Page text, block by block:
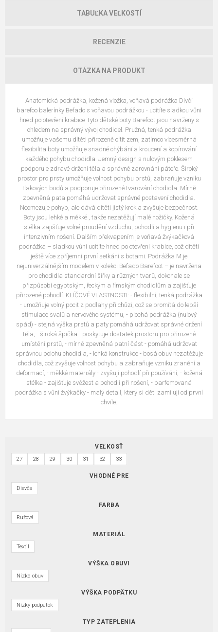
TABUĽKA VEĽKOSTÍ
RECENZIE
OTÁZKA NA PRODUKT
Anatomická podrážka, kožená vložka, voňavá podrážka Dívčí
barefoo balerínky Befado s voňavou podrážkou - ucítíte sladkou vůni
hned po otevření krabice Tyto dětské boty Barefoot jsou navrženy s
ohledem na správný vývoj chodidel. Pružná, tenká podrážka
umožňuje vašemu dítěti přirozeně cítit zem, zatímco vícesměrná
flexibilita boty umožňuje snadné ohýbání a kroucení a kopírování
každého pohybu chodidla. Jemný design s nulovým poklesem
podporuje zdravé držení těla a správné zarovnání páteře. Široký
prostor pro prsty umožňuje volnost pohybu prstů, zabraňuje vzniku
tlakových bodů a podporuje přirozené tvarování chodidla. Mírně
zpevněná pata pomáhá udržovat správné postavení chodidla.
Neomezuje pohyb, ale dává dítěti jistý krok a zvyšuje bezpečnost.
Boty jsou lehké a měkké , takže nezatěžují malé nožičky. Kožená
stélka zajišťuje volné proudění vzduchu, pohodlí a hygienu i při
intenzivním nošení. Dalším překvapením je voňavá žvýkačková
podrážka – sladkou vůni ucítíte hned po otevření krabice, což dítěti
ještě více zpříjemní první setkání s botami. Podrážka M je
nejuniverzálnějším modelem v kolekci Befado Barefoot – je navržena
pro chodidla standardní šířky a různých tvarů, dokonale se
přizpůsobí egyptským, řeckým a římským chodidlům a zajišťuje
přirozené pohodlí. KLÍČOVÉ VLASTNOSTI: - flexibilní, tenká podrážka
- umožňuje volný pocit z podlahy při chůzi, což se promítá do lepší
stimulace svalů a nervového systému, - plochá podrážka (nulový
spád) - stejná výška prstů a paty pomáhá udržovat správné držení
těla, - široká špička - poskytuje dostatek prostoru pro přirozené
umístění prstů, - mírně zpevněná patní část - pomáhá udržovat
správnou polohu chodidla, - lehká konstrukce - bosá obuv nezatěžuje
chodidla, což zvyšuje volnost pohybu a zabraňuje vzniku zranění a
deformací, - měkké materiály - zvyšují pohodlí při používání, - kožená
stélka - zajišťuje svěžest a pohodlí při nošení, - parfemovaná
podrážka s vůní žvýkačky - malý detail, který si děti zamilují od první
chvíle.
VEĽKOSŤ
27 28 29 30 31 32 33
VHODNÉ PRE
Dievča
FARBA
Ružová
MATERIÁL
Textil
VÝŠKA OBUVI
Nízka obuv
VÝŠKA PODPÄTKU
Nízky podpätok
TYP ZATEPLENIA